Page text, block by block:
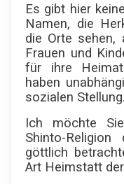
Es gibt hier
Namen, die
die Orte sehen,
Frauen und
für ihre
haben
sozialen Stellung.
Ich möchte
Shinto-
göttlich
Art Heimstatt